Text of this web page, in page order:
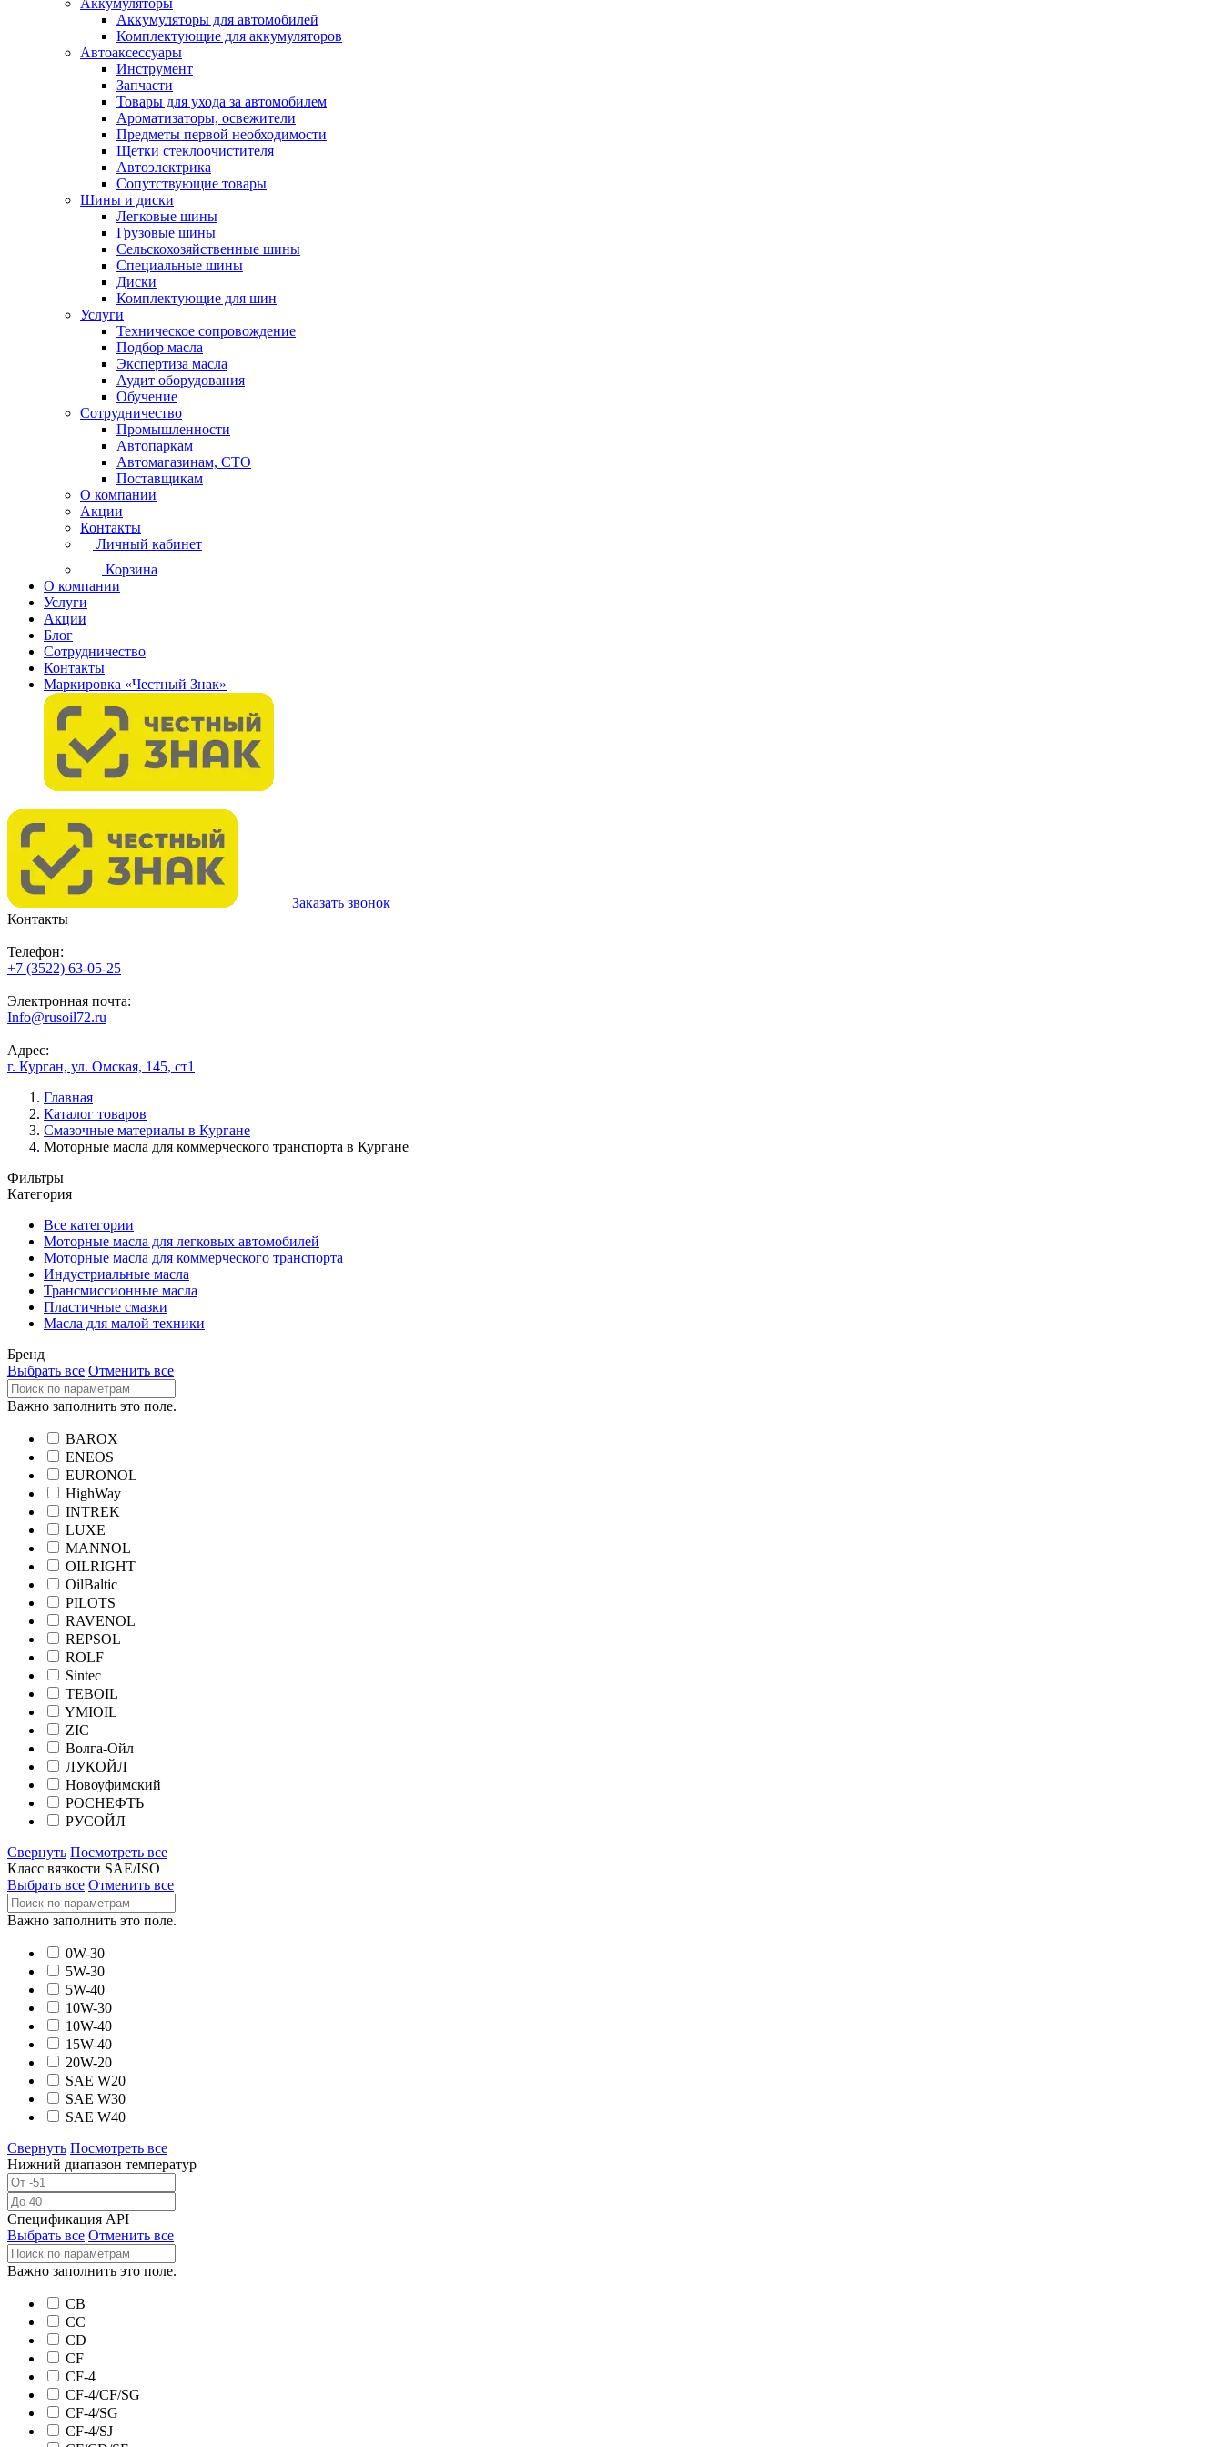
Аккумуляторы
Аккумуляторы для автомобилей
Комплектующие для аккумуляторов
Автоаксессуары
Инструмент
Запчасти
Товары для ухода за автомобилем
Ароматизаторы, освежители
Предметы первой необходимости
Щетки стеклоочистителя
Автоэлектрика
Сопутствующие товары
Шины и диски
Легковые шины
Грузовые шины
Сельскохозяйственные шины
Специальные шины
Диски
Комплектующие для шин
Услуги
Техническое сопровождение
Подбор масла
Экспертиза масла
Аудит оборудования
Обучение
Сотрудничество
Промышленности
Автопаркам
Автомагазинам, СТО
Поставщикам
О компании
Акции
Контакты
Личный кабинет
Корзина
О компании
Услуги
Акции
Блог
Сотрудничество
Контакты
Маркировка «Честный Знак»
Заказать звонок
Контакты
Телефон:
+7 (3522) 63-05-25
Электронная почта:
Info@rusoil72.ru
Адрес:
г. Курган, ул. Омская, 145, ст1
Главная
Каталог товаров
Смазочные материалы в Кургане
Моторные масла для коммерческого транспорта в Кургане
Фильтры
Категория
Все категории
Моторные масла для легковых автомобилей
Моторные масла для коммерческого транспорта
Индустриальные масла
Трансмиссионные масла
Пластичные смазки
Масла для малой техники
Бренд
Выбрать все Отменить все
Важно заполнить это поле.
BAROX
ENEOS
EURONOL
HighWay
INTREK
LUXE
MANNOL
OILRIGHT
OilBaltic
PILOTS
RAVENOL
REPSOL
ROLF
Sintec
TEBOIL
YMIOIL
ZIC
Волга-Ойл
ЛУКОЙЛ
Новоуфимский
РОСНЕФТЬ
РУСОЙЛ
Свернуть Посмотреть все
Класс вязкости SAE/ISO
Выбрать все Отменить все
Важно заполнить это поле.
0W-30
5W-30
5W-40
10W-30
10W-40
15W-40
20W-20
SAE W20
SAE W30
SAE W40
Свернуть Посмотреть все
Нижний диапазон температур
Спецификация API
Выбрать все Отменить все
Важно заполнить это поле.
CB
CC
CD
CF
CF-4
CF-4/CF/SG
CF-4/SG
CF-4/SJ